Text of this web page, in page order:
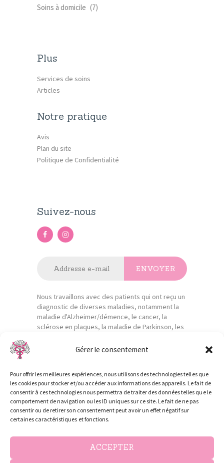
Gérer le consentement
Pour offrir les meilleures expériences, nous utilisons des technologies telles que
les cookies pour stocker et/ou accéder aux informations des appareils. Le fait de
consentir à ces technologies nous permettra de traiter des données telles que le
comportement de navigation ou les ID uniques sur ce site. Le fait de ne pas
consentir ou de retirer son consentement peut avoir un effet négatif sur
certaines caractéristiques et fonctions.
ACCEPTER
Soins à domicile (7)
Plus
Services de soins
Articles
Notre pratique
Avis
Plan du site
Politique de Confidentialité
Suivez-nous
Nous travaillons avec des patients qui ont reçu un
diagnostic de diverses maladies, notamment la
maladie d'Alzheimer/démence, le cancer, la
sclérose en plaques, la maladie de Parkinson, les
cardiaques, etc. Ils reçoivent tous une aide
Ce site n'a pas pour vocation la promotion de son